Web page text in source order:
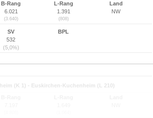
B-Rang
6.021
(3.640)
L-Rang
1.391
(808)
Land
NW
SV
532
(5,0%)
BPL
(K 1) - Euskirchen-Kuchenheim (L 210)